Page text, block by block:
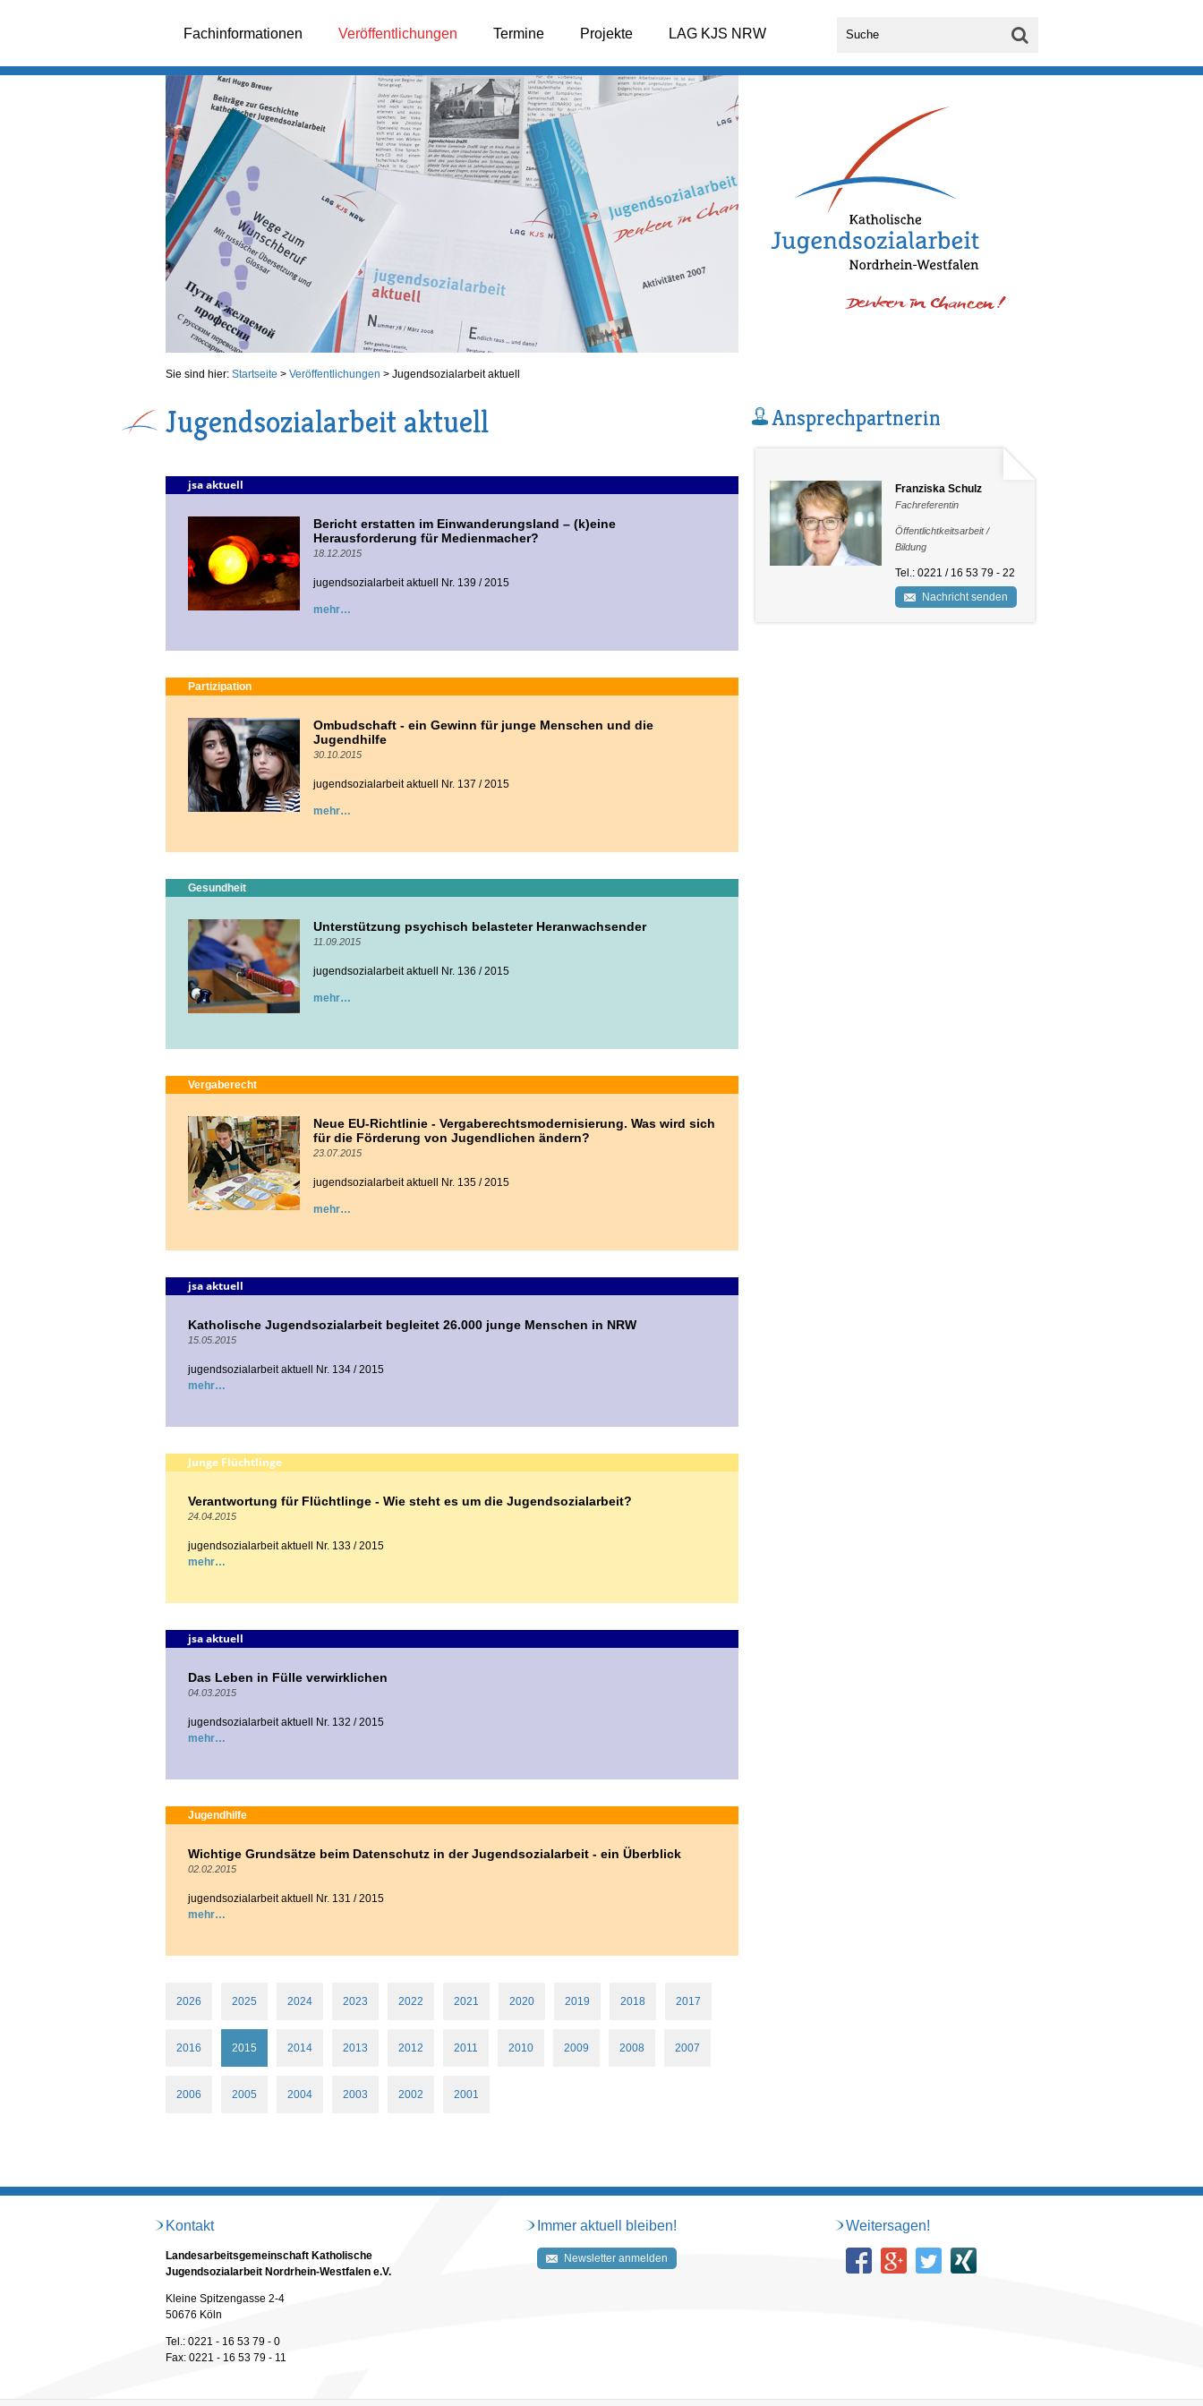
Fachinformationen Veröffentlichungen Termine Projekte LAG KJS NRW
Sie sind hier: Startseite > Veröffentlichungen > Jugendsozialarbeit aktuell
Jugendsozialarbeit aktuell
jsa aktuell
Bericht erstatten im Einwanderungsland – (k)eine
Herausforderung für Medienmacher?
18.12.2015
jugendsozialarbeit aktuell Nr. 139 / 2015
mehr
Partizipation
Ombudschaft - ein Gewinn für junge Menschen und die
Jugendhilfe
30.10.2015
jugendsozialarbeit aktuell Nr. 137 / 2015
mehr
Gesundheit
Unterstützung psychisch belasteter Heranwachsender
11.09.2015
jugendsozialarbeit aktuell Nr. 136 / 2015
mehr
Vergaberecht
Neue EU-Richtlinie - Vergaberechtsmodernisierung. Was wird sich
für die Förderung von Jugendlichen ändern?
23.07.2015
jugendsozialarbeit aktuell Nr. 135 / 2015
mehr
jsa aktuell
Katholische Jugendsozialarbeit begleitet 26.000 junge Menschen in NRW
15.05.2015
jugendsozialarbeit aktuell Nr. 134 / 2015
mehr
Junge Flüchtlinge
Verantwortung für Flüchtlinge - Wie steht es um die Jugendsozialarbeit?
24.04.2015
jugendsozialarbeit aktuell Nr. 133 / 2015
mehr
jsa aktuell
Das Leben in Fülle verwirklichen
04.03.2015
jugendsozialarbeit aktuell Nr. 132 / 2015
mehr
Jugendhilfe
Wichtige Grundsätze beim Datenschutz in der Jugendsozialarbeit - ein Überblick
02.02.2015
jugendsozialarbeit aktuell Nr. 131 / 2015
mehr
2026 2025 2024 2023 2022 2021 2020 2019 2018 2017
2016 2015 2014 2013 2012 2011 2010 2009 2008 2007
2006 2005 2004 2003 2002 2001
Ansprechpartnerin
Franziska Schulz
Fachreferentin
Öffentlichtkeitsarbeit /
Bildung
Tel.: 0221 / 16 53 79 - 22
Nachricht senden
Kontakt
Landesarbeitsgemeinschaft Katholische
Jugendsozialarbeit Nordrhein-Westfalen e.V.
Kleine Spitzengasse 2-4
50676 Köln
Tel.: 0221 - 16 53 79 - 0
Fax: 0221 - 16 53 79 - 11
Immer aktuell bleiben!
Newsletter anmelden
Weitersagen!